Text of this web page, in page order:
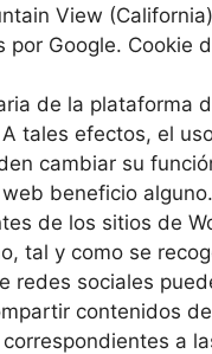
View
Google. Cookie
de la plataforma
tales efectos, el
cambiar su
beneficio
de los sitios de
tal y como se
redes sociales
contenidos
a